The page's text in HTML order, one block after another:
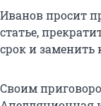
Иванов просит
статье,
срок и
Своим